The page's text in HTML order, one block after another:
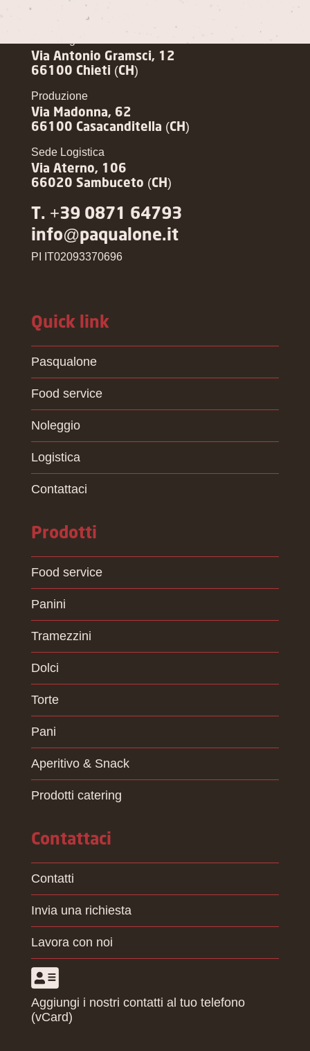
Pasqualone Srl
Via Antonio Gramsci, 12
66100 Chieti (CH)
Produzione
Via Madonna, 62
66100 Casacanditella (CH)
Sede Logistica
Via Aterno, 106
66020 Sambuceto (CH)
T. +39 0871 64793
info@paqualone.it
PI IT02093370696
Quick link
Pasqualone
Food service
Noleggio
Logistica
Contattaci
Prodotti
Food service
Panini
Tramezzini
Dolci
Torte
Pani
Aperitivo & Snack
Prodotti catering
Contattaci
Contatti
Invia una richiesta
Lavora con noi
Aggiungi i nostri contatti al tuo telefono
(vCard)